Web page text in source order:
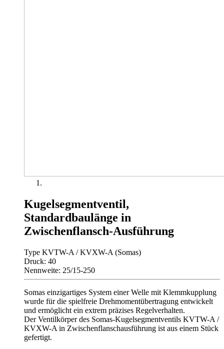
Kugelsegmentventil,
Standardbaulänge in
Zwischenflansch-Ausführung
Type KVTW-A / KVXW-A (Somas)
Druck: 40
Nennweite: 25/15-250
Somas einzigartiges System einer Welle mit Klemmkupplung
wurde für die spielfreie Drehmomentübertragung entwickelt
und ermöglicht ein extrem präzises Regelverhalten.
Der Ventilkörper des Somas-Kugelsegmentventils KVTW-A /
KVXW-A in Zwischenflanschausführung ist aus einem Stück
gefertigt.